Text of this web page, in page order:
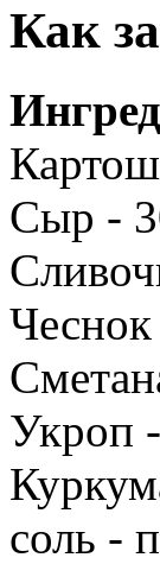
Как
Сыр -
Укроп
соль -